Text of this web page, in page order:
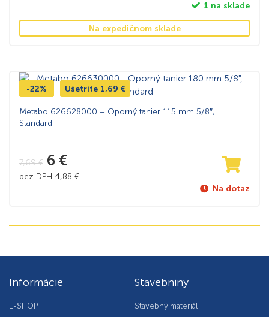
1 na sklade
Na expedičnom sklade
-22% Ušetríte 1,69 €
Metabo 626628000 – Oporný tanier 115 mm 5/8″,
Standard
7,69€ 6 €
bez DPH 4,88 €
Na dotaz
Informácie
E-SHOP
Stavebniny
Stavebný materiál